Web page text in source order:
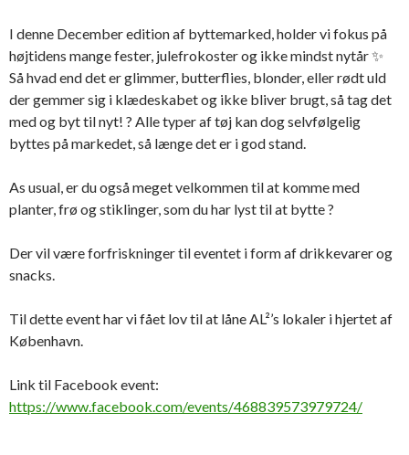
I denne December edition af byttemarked, holder vi fokus på
højtidens mange fester, julefrokoster og ikke mindst nytår ✨
Så hvad end det er glimmer, butterflies, blonder, eller rødt uld
der gemmer sig i klædeskabet og ikke bliver brugt, så tag det
med og byt til nyt! ? Alle typer af tøj kan dog selvfølgelig
byttes på markedet, så længe det er i god stand.
As usual, er du også meget velkommen til at komme med
planter, frø og stiklinger, som du har lyst til at bytte ?
Der vil være forfriskninger til eventet i form af drikkevarer og
snacks.
Til dette event har vi fået lov til at låne AL²’s lokaler i hjertet af
København.
Link til Facebook event:
https://www.facebook.com/events/468839573979724/